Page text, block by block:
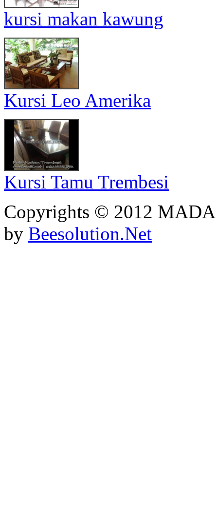
kursi makan kawung
Kursi Leo Amerika
Kursi Tamu Trembesi
Copyrights © 2012
by Beesolution.Net